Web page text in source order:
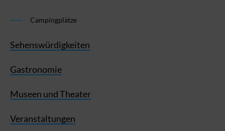
Campingplätze
Sehenswürdigkeiten
Gastronomie
Museen und Theater
Veranstaltungen